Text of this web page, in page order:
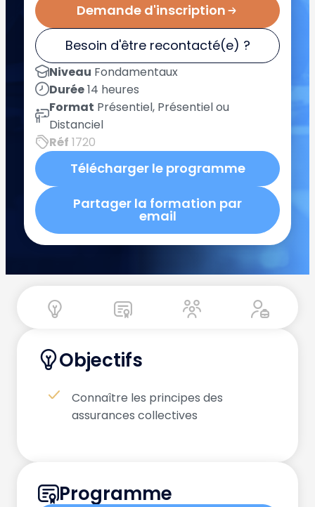
Demande d'inscription
Besoin d'être recontacté(e) ?
Niveau Fondamentaux
Durée14 heures
Format Présentiel, Présentiel ou
Distanciel
Réf 1720
Télécharger le programme
Partager la formation par
email
Objectifs
Connaître les principes des
assurances collectives
Programme